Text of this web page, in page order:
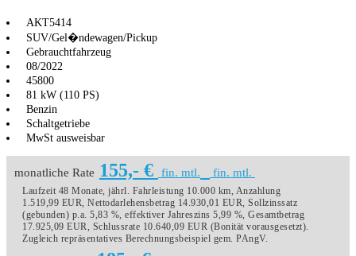
AKT5414
SUV/Gel�ndewagen/Pickup
Gebrauchtfahrzeug
08/2022
45800
81 kW (110 PS)
Benzin
Schaltgetriebe
MwSt ausweisbar
monatliche Rate 155,- € fin. mtl. fin. mtl.
Laufzeit 48 Monate, jährl. Fahrleistung 10.000 km, Anzahlung
1.519,99 EUR, Nettodarlehensbetrag 14.930,01 EUR, Sollzinssatz
(gebunden) p.a. 5,83 %, effektiver Jahreszins 5,99 %, Gesamtbetrag
17.925,09 EUR, Schlussrate 10.640,09 EUR (Bonität vorausgesetzt).
Zugleich repräsentatives Berechnungsbeispiel gem. PAngV.